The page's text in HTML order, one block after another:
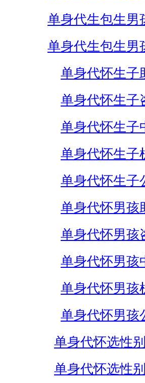
单身代生包生男
单身代生包生男
单身代怀生子
单身代怀生子
单身代怀生子
单身代怀生子
单身代怀生子
单身代怀男孩
单身代怀男孩
单身代怀男孩
单身代怀男孩
单身代怀男孩
单身代怀选性
单身代怀选性